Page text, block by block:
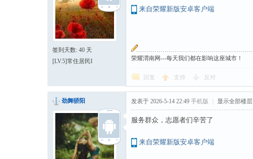
签到天数: 40 天
[LV.5]常住居民I
来自荣耀新版安卓客户端
荣耀渭南网---每天我们都在影响这座城市！
回复 支持 反对
劲舞骄阳 发表于 2026-5-14 22:49 手机版 显示全部楼层
服务群众，志愿者们辛苦了
来自荣耀新版安卓客户端